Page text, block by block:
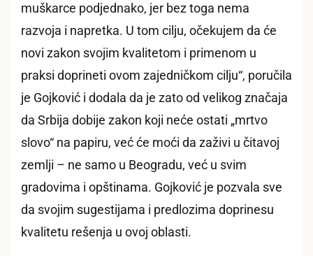
muškarce podjednako, jer bez toga nema
razvoja i napretka. U tom cilju, očekujem da će
novi zakon svojim kvalitetom i primenom u
praksi doprineti ovom zajedničkom cilju“, poručila
je Gojković i dodala da je zato od velikog značaja
da Srbija dobije zakon koji neće ostati „mrtvo
slovo“ na papiru, već će moći da zaživi u čitavoj
zemlji – ne samo u Beogradu, već u svim
gradovima i opštinama. Gojković je pozvala sve
da svojim sugestijama i predlozima doprinesu
kvalitetu rešenja u ovoj oblasti.